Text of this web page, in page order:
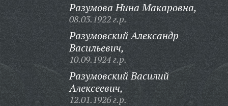
Разумова Нина Макаровна,
08.03.1922 г.р.
Разумовский Александр
Васильевич,
10.09.1924 г.р.
Разумовский Василий
Алексеевич,
12.01.1926 г.р.